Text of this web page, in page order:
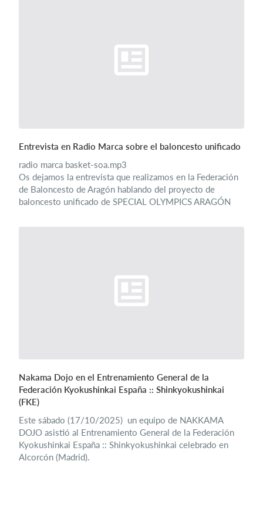
Entrevista en Radio Marca sobre el baloncesto unificado
radio marca basket-soa.mp3
Os dejamos la entrevista que realizamos en la Federación
de Baloncesto de Aragón hablando del proyecto de
baloncesto unificado de SPECIAL OLYMPICS ARAGÓN
Nakama Dojo en el Entrenamiento General de la
Federación Kyokushinkai España :: Shinkyokushinkai
(FKE)
Este sábado (17/10/2025) un equipo de NAKKAMA
DOJO asistió al Entrenamiento General de la Federación
Kyokushinkai España :: Shinkyokushinkai celebrado en
Alcorcón (Madrid).